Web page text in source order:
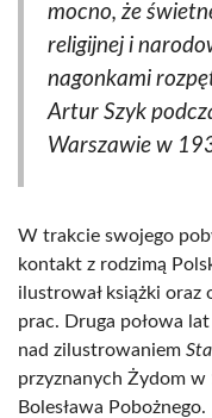
mocno, że
religijnej i
nagonkami
Artur Szyk
Warszawie w
W trakcie swojego
kontakt z rodzimą
ilustrował książki oraz
prac. Druga połowa lat
nad zilustrowaniem
przyznanych Żydom w
Bolesława Pobożnego.